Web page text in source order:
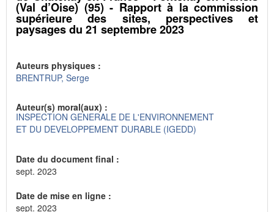
(Val d’Oise) (95) - Rapport à la commission
supérieure des sites, perspectives et
paysages du 21 septembre 2023
Auteurs physiques :
BRENTRUP, Serge
Auteur(s) moral(aux) :
INSPECTION GENERALE DE L'ENVIRONNEMENT
ET DU DEVELOPPEMENT DURABLE (IGEDD)
Date du document final :
sept. 2023
Date de mise en ligne :
sept. 2023